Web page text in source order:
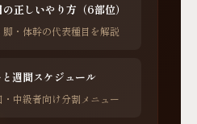
正しいやり方（6部位）
・体幹の代表種目を解説
週間スケジュール
中級者向け分割メニュー